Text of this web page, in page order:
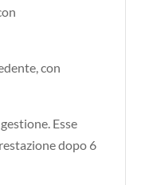
con
Esse
dopo 6